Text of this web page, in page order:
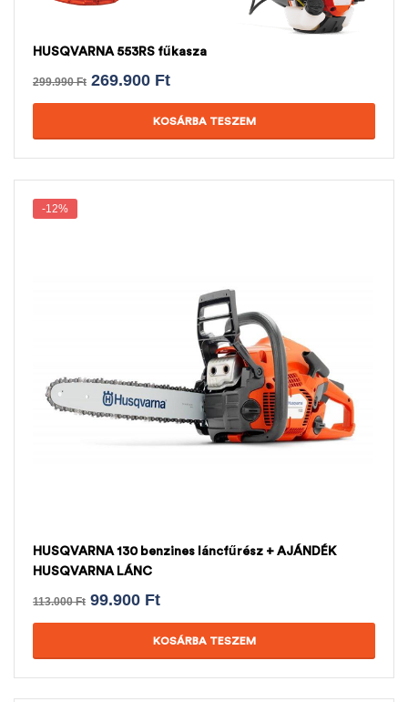
HUSQVARNA 553RS fűkasza
299.990Ft 269.900 Ft
KOSÁRBA TESZEM
-12%
HUSQVARNA 130 benzines láncfűrész + AJÁNDÉK
HUSQVARNA LÁNC
113.000Ft 99.900 Ft
KOSÁRBA TESZEM